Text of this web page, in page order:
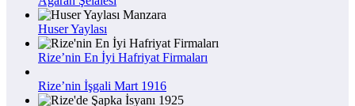
Huser Yaylası
Rize’nin En İyi Hafriyat Firmaları
Rize’nin İşgali Mart 1916